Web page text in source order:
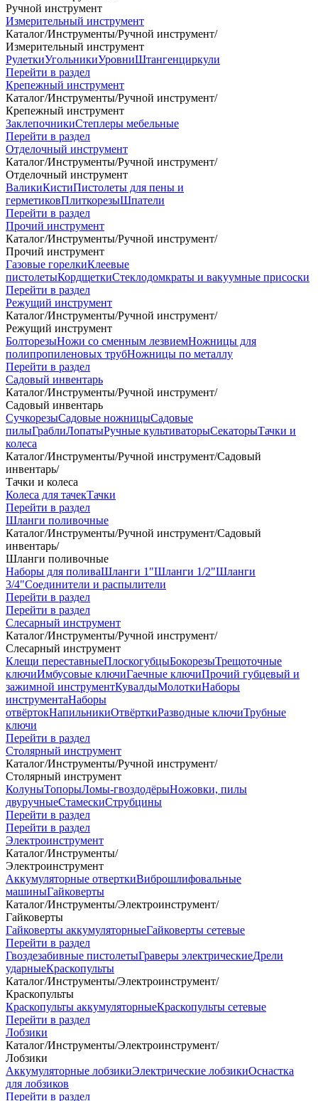
Ручной инструмент
Измерительный инструмент
Каталог/Инструменты/Ручной инструмент/
Измерительный инструмент
РулеткиУгольникиУровниШтангенциркули
Перейти в раздел
Крепежный инструмент
Каталог/Инструменты/Ручной инструмент/
Крепежный инструмент
ЗаклепочникиСтеплеры мебельные
Перейти в раздел
Отделочный инструмент
Каталог/Инструменты/Ручной инструмент/
Отделочный инструмент
ВаликиКистиПистолеты для пены и
герметиковПлиткорезыШпатели
Перейти в раздел
Прочий инструмент
Каталог/Инструменты/Ручной инструмент/
Прочий инструмент
Газовые горелкиКлеевые
пистолетыКордщеткиСтеклодомкраты и вакуумные присоски
Перейти в раздел
Режущий инструмент
Каталог/Инструменты/Ручной инструмент/
Режущий инструмент
БолторезыНожи со сменным лезвиемНожницы для
полипропиленовых трубНожницы по металлу
Перейти в раздел
Садовый инвентарь
Каталог/Инструменты/Ручной инструмент/
Садовый инвентарь
СучкорезыСадовые ножницыСадовые
пилыГраблиЛопатыРучные культиваторыСекаторыТачки и
колеса
Каталог/Инструменты/Ручной инструмент/Садовый
инвентарь/
Тачки и колеса
Колеса для тачекТачки
Перейти в раздел
Шланги поливочные
Каталог/Инструменты/Ручной инструмент/Садовый
инвентарь/
Шланги поливочные
Наборы для поливаШланги 1"Шланги 1/2"Шланги
3/4"Соединители и распылители
Перейти в раздел
Перейти в раздел
Слесарный инструмент
Каталог/Инструменты/Ручной инструмент/
Слесарный инструмент
Клещи переставныеПлоскогубцыБокорезыТрещоточные
ключиИмбусовые ключиГаечные ключиПрочий губцевый и
зажимной инструментКувалдыМолоткиНаборы
инструментаНаборы
отвёртокНапильникиОтвёрткиРазводные ключиТрубные
ключи
Перейти в раздел
Столярный инструмент
Каталог/Инструменты/Ручной инструмент/
Столярный инструмент
КолуныТопорыЛомы-гвоздодёрыНожовки, пилы
двуручныеСтамескиСтрубцины
Перейти в раздел
Перейти в раздел
Электроинструмент
Каталог/Инструменты/
Электроинструмент
Аккумуляторные отверткиВиброшлифовальные
машиныГайковерты
Каталог/Инструменты/Электроинструмент/
Гайковерты
Гайковерты аккумуляторныеГайковерты сетевые
Перейти в раздел
Гвоздезабивные пистолетыГраверы электрическиеДрели
ударныеКраскопульты
Каталог/Инструменты/Электроинструмент/
Краскопульты
Краскопульты аккумуляторныеКраскопульты сетевые
Перейти в раздел
Лобзики
Каталог/Инструменты/Электроинструмент/
Лобзики
Аккумуляторные лобзикиЭлектрические лобзикиОснастка
для лобзиков
Перейти в раздел